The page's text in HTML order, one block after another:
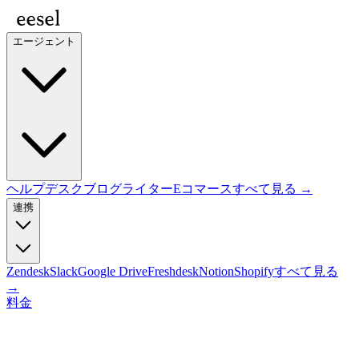
エージェント
ヘルプデスクブログライターEコマースすべて見る →
連携
ZendeskSlackGoogle DriveFreshdeskNotionShopifyすべて見る
→
料金